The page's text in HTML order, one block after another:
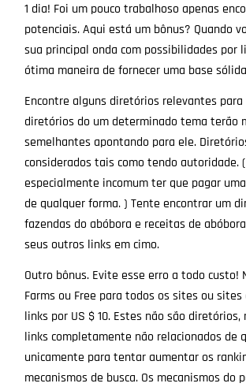
1 dia! Foi um pouco trabalhoso apenas
potenciais. Aqui está um bônus? Quando
sua principal onda com possibilidades por
ótima maneira de fornecer uma base
Encontre alguns diretórios relevantes
diretórios do um determinado tema terão
semelhantes apontando para ele.
considerados tais como tendo autoridade.
especialmente incomum ter que pagar
de qualquer forma. ) Tente encontrar um
fazendas do abóbora e receitas de
seus outros links em cimo.
Outro bônus. Evite esse erro a todo custo!
Farms ou Free para todos os sites ou sites
links por US $ 10. Estes não são diretórios,
links completamente não relacionados de
unicamente para tentar aumentar os
mecanismos de busca. Os mecanismos do